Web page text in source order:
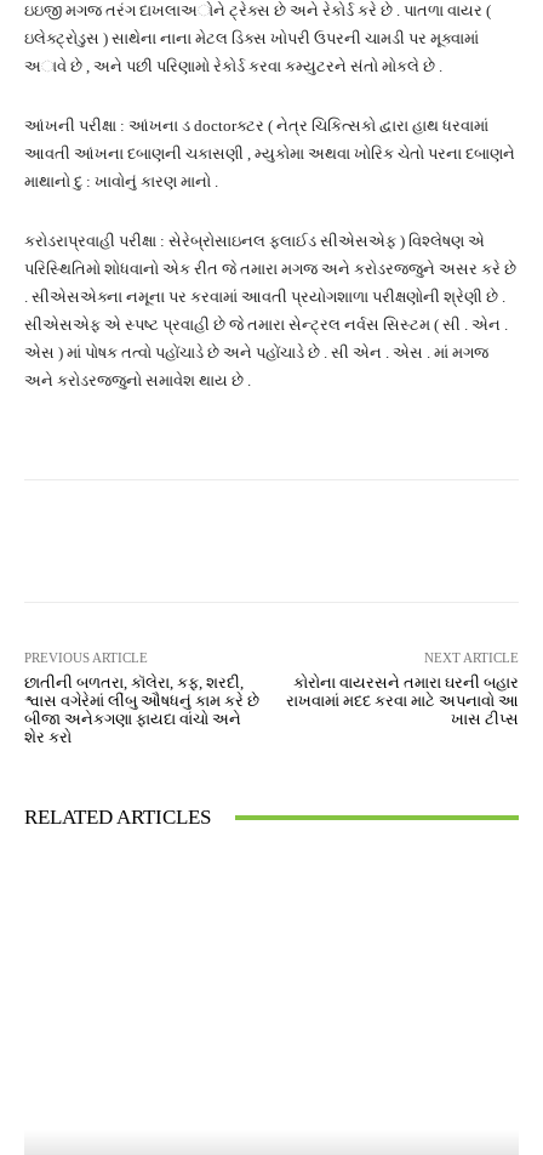
ઇઇજી મગજ તરંગ દાખલાઅોને ટ્રેક્સ છે અને રેકોર્ડ કરે છે . પાતળા વાયર (
ઇલેક્ટ્રોડુસ ) સાથેના નાના મેટલ ડિક્સ ખોપરી ઉપરની ચામડી પર મૂક્વામાં
અાવે છે , અને પછી પરિણામો રેકોર્ડ કરવા કમ્યુટરને સંતો મોકલે છે .
આંખની પરીક્ષા : આંખના ડ doctorક્ટર ( નેત્ર ચિકિત્સકો દ્વારા હાથ ધરવામાં
આવતી આંખના દબાણની ચકાસણી , મ્યુકોમા અથવા ખોરિક ચેતો પરના દબાણને
માથાનો દુ : ખાવોનું કારણ માનો .
કરોડરાપ્રવાહી પરીક્ષા : સેરેબ્રોસાઇનલ ફ્લાઈડ સીએસએફ ) વિશ્લેષણ એ
પરિસ્થિતિમો શોધવાનો એક રીત જે તમારા મગજ અને કરોડરજ્જુને અસર કરે છે
. સીએસએક્ના નમૂના પર કરવામાં આવતી પ્રયોગશાળા પરીક્ષણોની શ્રેણી છે .
સીએસએફ એ સ્પષ્ટ પ્રવાહી છે જે તમારા સેન્ટ્રલ નર્વસ સિસ્ટમ ( સી . એન .
એસ ) માં પોષક તત્વો પહોંચાડે છે અને પહોંચાડે છે . સી એન . એસ . માં મગજ
અને કરોડરજ્જુનો સમાવેશ થાય છે .
PREVIOUS ARTICLE
છાતીની બળતરા, કૉલેરા, કફ, શરદી,
શ્વાસ વગેરેમાં લીંબુ ઔષધનું કામ કરે છે
બીજા અનેકગણા ફાયદા વાંચો અને
શેર કરો
NEXT ARTICLE
કોરોના વાયરસને તમારા ઘરની બહાર
રાખવામાં મદદ કરવા માટે અપનાવો આ
ખાસ ટીપ્સ
RELATED ARTICLES